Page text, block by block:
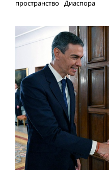
пространство Диаспора